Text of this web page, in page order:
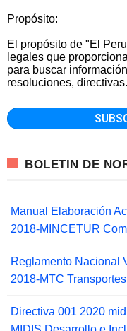
Propósito:
El propósito de "El
legales que
para buscar
resoluciones, directivas.
BOLETIN DE
Manual Elaboración
2018-MINCETUR
Reglamento Nacional
2018-MTC
Directiva 001 2020